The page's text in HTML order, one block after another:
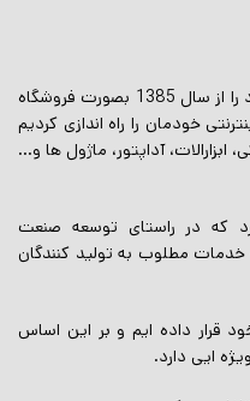
فروشگاه ببستون الکترونیک فعالیت خود را از سال 1385 بصورت فروشگاه
خودمان را راه اندازی کردیم
ابزارالات، آداپتور، ماژول ها و…
که در راستای توسعه صنعت
خدمات مطلوب به تولید کنندگان
قرار داده ایم و بر این اساس
ایی دارد.